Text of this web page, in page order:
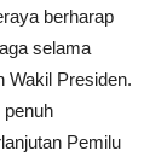
berharap
selama
Wakil Presiden.
Pemilu